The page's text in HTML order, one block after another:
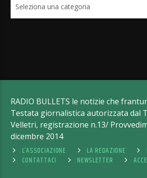
RADIO BULLETS le notizie che
Testata giornalistica autorizzata dal
Velletri, registrazione n.13/
dicembre 2014
L’ASSOCIAZIONE
LA REDAZIONE
CONTATTACI
NEWSLETTER